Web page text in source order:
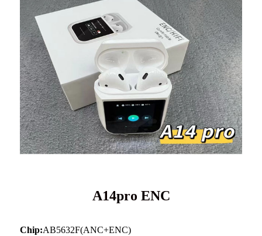
A14pro ENC
Chip:AB5632F(ANC+ENC)